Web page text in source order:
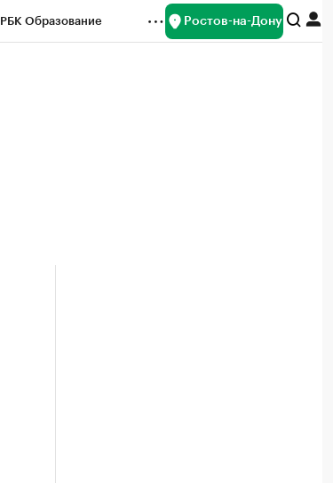
РБК Образование Ростов-на-Дону